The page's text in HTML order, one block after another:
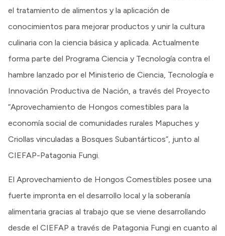
el tratamiento de alimentos y la aplicación de
conocimientos para mejorar productos y unir la cultura
culinaria con la ciencia básica y aplicada. Actualmente
forma parte del Programa Ciencia y Tecnología contra el
hambre lanzado por el Ministerio de Ciencia, Tecnología e
Innovación Productiva de Nación, a través del Proyecto
“Aprovechamiento de Hongos comestibles para la
economía social de comunidades rurales Mapuches y
Criollas vinculadas a Bosques Subantárticos”, junto al
CIEFAP-Patagonia Fungi.
El Aprovechamiento de Hongos Comestibles posee una
fuerte impronta en el desarrollo local y la soberanía
alimentaria gracias al trabajo que se viene desarrollando
desde el CIEFAP a través de Patagonia Fungi en cuanto al